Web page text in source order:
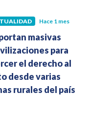
Hace 1 mes
masivas
para
el derecho al
desde varias
rurales del país